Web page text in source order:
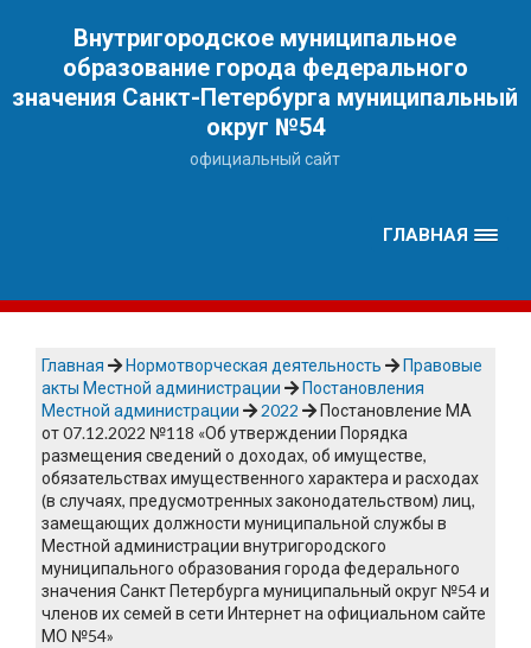
Внутригородское муниципальное
образование города федерального
значения Санкт-Петербурга муниципальный
округ №54
официальный сайт
ГЛАВНАЯ
Главная Нормотворческая деятельность
Правовые
акты Местной администрации
Постановления
Местной администрации
2022
Постановление МА
от 07.12.2022 №118 «Об утверждении Порядка
размещения сведений о доходах, об имуществе,
обязательствах имущественного характера и расходах
(в случаях, предусмотренных законодательством) лиц,
замещающих должности муниципальной службы в
Местной администрации внутригородского
муниципального образования города федерального
значения Санкт Петербурга муниципальный округ №54 и
членов их семей в сети Интернет на официальном сайте
МО №54»